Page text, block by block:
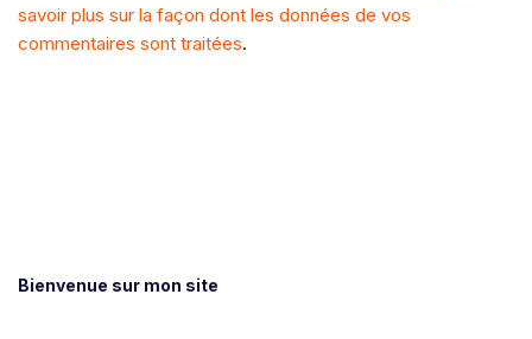
savoir plus sur la façon dont les données de vos
commentaires sont traitées.
Bienvenue sur mon site